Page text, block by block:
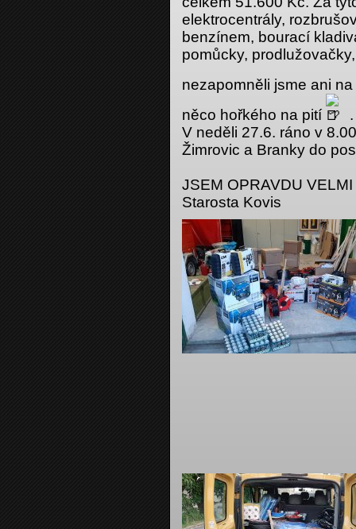
elektrocentrály,
benzínem, bourací
pomůcky,
nezapomněli jsme ani
něco hořkého na pití
.
V neděli 27.6. ráno v
Žimrovic a Branky do
JSEM OPRAVDU
Starosta Kovis